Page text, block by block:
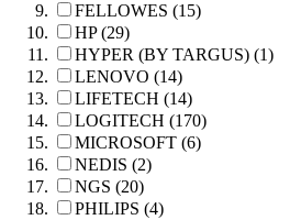
FELLOWES (15)
HP (29)
HYPER (BY TARGUS) (1)
LENOVO (14)
LIFETECH (14)
LOGITECH (170)
MICROSOFT (6)
NEDIS (2)
NGS (20)
PHILIPS (4)